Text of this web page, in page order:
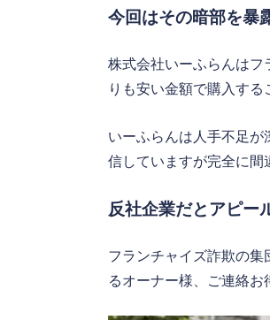
今回はその暗部を暴
株式会社いーふらんはフ
りも安い金額で購入する
いーふらんは人手不足
信していますが完全に間
反社企業だとアピー
フランチャイズ詐欺の
るオーナー様、ご連絡お